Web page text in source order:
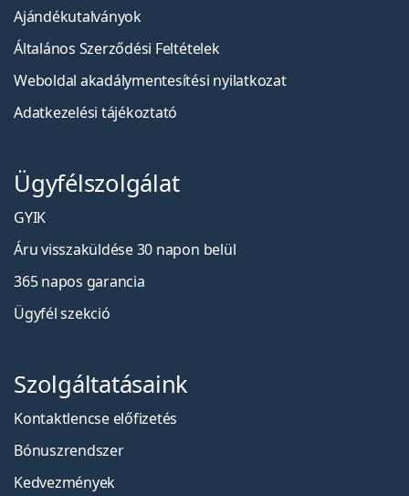
Ajándékutalványok
Általános Szerződési Feltételek
Weboldal akadálymentesítési nyilatkozat
Adatkezelési tájékoztató
Ügyfélszolgálat
GYIK
Áru visszaküldése 30 napon belül
365 napos garancia
Ügyfél szekció
Szolgáltatásaink
Kontaktlencse előfizetés
Bónuszrendszer
Kedvezmények